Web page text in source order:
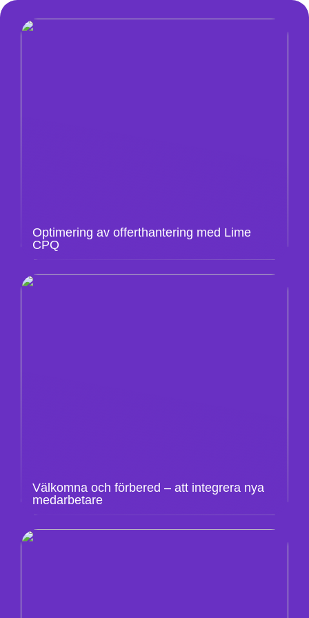
Optimering av offerthantering med Lime
CPQ
Välkomna och förbered – att integrera nya
medarbetare